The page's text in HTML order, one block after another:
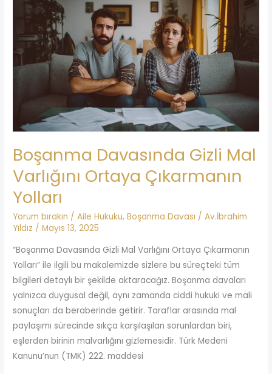
Boşanma Davasında Gizli Mal
Varlığını Ortaya Çıkarmanın
Yolları
Yorum bırakın /Aile Hukuku,Boşanma Davası /Av.İbrahim
Yıldız /Mayıs 13, 2025
“Boşanma Davasında Gizli Mal Varlığını Ortaya Çıkarmanın
Yolları” ile ilgili bu makalemizde sizlere bu süreçteki tüm
bilgileri detaylı bir şekilde aktaracağız. Boşanma davaları
yalnızca duygusal değil, aynı zamanda ciddi hukuki ve mali
sonuçları da beraberinde getirir. Taraflar arasında mal
paylaşımı sürecinde sıkça karşılaşılan sorunlardan biri,
eşlerden birinin malvarlığını gizlemesidir. Türk Medeni
Kanunu’nun (TMK) 222. maddesi
Davasında
Mal
Varlığını